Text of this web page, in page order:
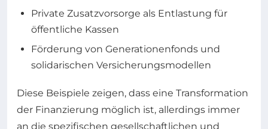
Private Zusatzvorsorge als Entlastung für
öffentliche Kassen
Förderung von Generationenfonds und
solidarischen Versicherungsmodellen
Diese Beispiele zeigen, dass eine Transformation
der Finanzierung möglich ist, allerdings immer
an die spezifischen gesellschaftlichen und